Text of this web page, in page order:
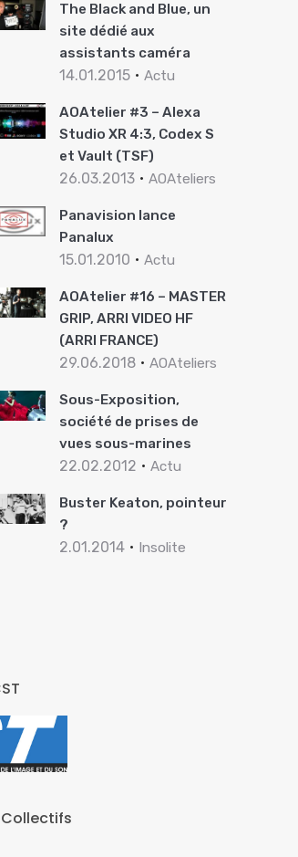
The Black and Blue, un
site dédié aux
assistants caméra
14.01.2015 Actu
AOAtelier #3 – Alexa
Studio XR 4:3, Codex S
et Vault (TSF)
26.03.2013 AOAteliers
Panavision lance
Panalux
15.01.2010 Actu
AOAtelier #16 – MASTER
GRIP, ARRI VIDEO HF
(ARRI FRANCE)
29.06.2018 AOAteliers
Sous-Exposition,
société de prises de
vues sous-marines
22.02.2012 Actu
Buster Keaton, pointeur
?
2.01.2014 Insolite